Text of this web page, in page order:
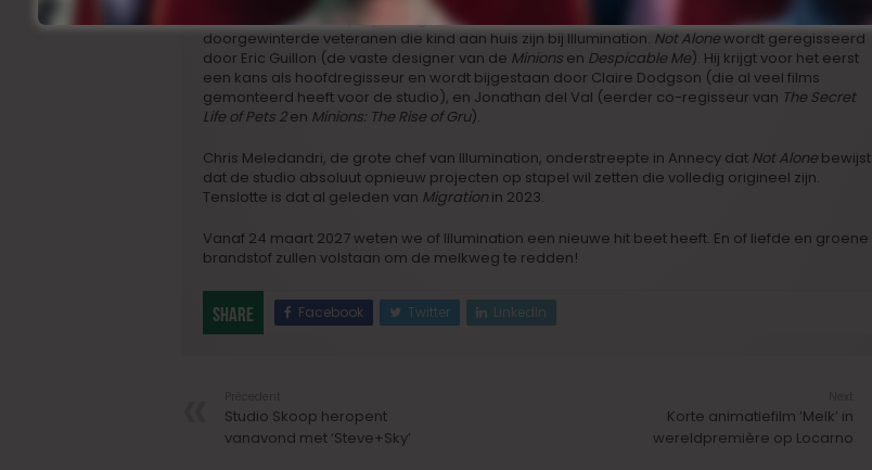
De taak om het hele project in goede banen te leiden, komt toe aan een team van
doorgewinterde veteranen die kind aan huis zijn bij Illumination. Not Alonewordt geregisseerd
door Eric Guillon (de vaste designer van de Minions en Despicable Me). Hij krijgt voor het eerst
een kans als hoofdregisseur en wordt bijgestaan door Claire Dodgson (die al veel films
gemonteerd heeft voor de studio), en Jonathan del Val (eerder co-regisseur van The Secret
Life of Pets 2en Minions: The Rise of Gru).
Chris Meledandri, de grote chef van Illumination, onderstreepte in Annecy dat Not Alone bewijst
dat de studio absoluut opnieuw projecten op stapel wil zetten die volledig origineel zijn.
Tenslotte is dat al geleden van Migration in 2023.
Vanaf 24 maart 2027 weten we of Illumination een nieuwe hit beet heeft. En of liefde en groene
brandstof zullen volstaan om de melkweg te redden!
Share Facebook Twitter LinkedIn
Studio Skoop heropent
vanavond met ‘Steve+Sky’
Korte animatiefilm ‘Melk’ in
wereldpremière op Locarno